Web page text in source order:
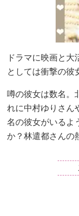
ドラマに映画と
としては衝撃の彼
噂の彼女は数名。
れに中村ゆりさ
名の彼女がいるよ
か？林遣都さんの